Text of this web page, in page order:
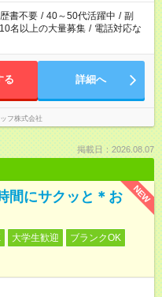
書不要 / 40～50代活躍中 / 副
10名以上の大量募集 / 電話対応な
る 詳細へ
フ株式会社
掲載日：2026.08.07
NEW
間にサクッと＊お
大学生歓迎
ブランクOK